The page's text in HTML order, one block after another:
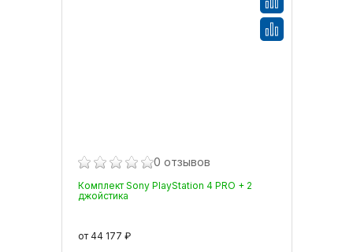
0 отзывов
Комплект Sony PlayStation 4 PRO + 2
джойстика
от 44 177 ₽